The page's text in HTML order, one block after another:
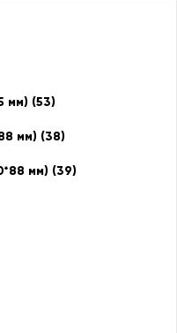
мм) (53)
мм) (38)
мм) (39)